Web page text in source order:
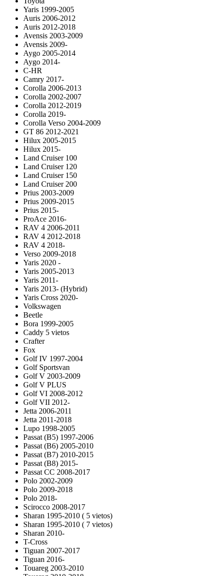
Yaris 1999-2005
Auris 2006-2012
Auris 2012-2018
Avensis 2003-2009
Avensis 2009-
Aygo 2005-2014
Aygo 2014-
C-HR
Camry 2017-
Corolla 2006-2013
Corolla 2002-2007
Corolla 2012-2019
Corolla 2019-
Corolla Verso 2004-2009
GT 86 2012-2021
Hilux 2005-2015
Hilux 2015-
Land Cruiser 100
Land Cruiser 120
Land Cruiser 150
Land Cruiser 200
Prius 2003-2009
Prius 2009-2015
Prius 2015-
ProAce 2016-
RAV 4 2006-2011
RAV 4 2012-2018
RAV 4 2018-
Verso 2009-2018
Yaris 2020 -
Yaris 2005-2013
Yaris 2011-
Yaris 2013- (Hybrid)
Yaris Cross 2020-
Volkswagen
Beetle
Bora 1999-2005
Caddy 5 vietos
Crafter
Fox
Golf IV 1997-2004
Golf Sportsvan
Golf V 2003-2009
Golf V PLUS
Golf VI 2008-2012
Golf VII 2012-
Jetta 2006-2011
Jetta 2011-2018
Lupo 1998-2005
Passat (B5) 1997-2006
Passat (B6) 2005-2010
Passat (B7) 2010-2015
Passat (B8) 2015-
Passat CC 2008-2017
Polo 2002-2009
Polo 2009-2018
Polo 2018-
Scirocco 2008-2017
Sharan 1995-2010 ( 5 vietos)
Sharan 1995-2010 ( 7 vietos)
Sharan 2010-
T-Cross
Tiguan 2007-2017
Tiguan 2016-
Touareg 2003-2010